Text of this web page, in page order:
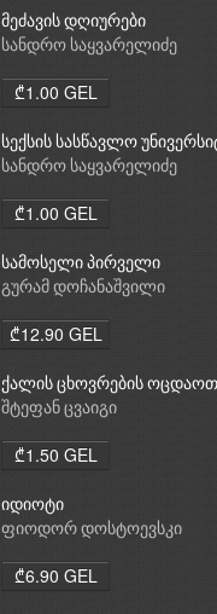
მეძავის დღიურები
სანდრო საყვარელიძე
₾1.00 GEL
სექსის სასწავლო
სანდრო საყვარელიძე
₾1.00 GEL
სამოსელი პირველი
გურამ დოჩანაშვილი
₾12.90 GEL
ქალის ცხოვრების
საათი
შტეფან ცვაიგი
₾1.50 GEL
იდიოტი
ფიოდორ დოსტოევსკი
₾6.90 GEL